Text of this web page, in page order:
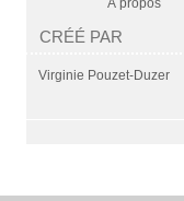
À propos
CRÉÉ PAR
Virginie Pouzet-Duzer